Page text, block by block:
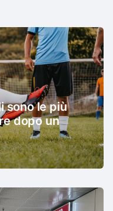
sono le più
dopo un